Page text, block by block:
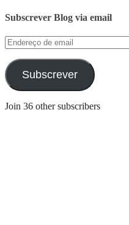
Subscrever Blog via email
Endereço
de
email
Subscrever
Join 36 other subscribers